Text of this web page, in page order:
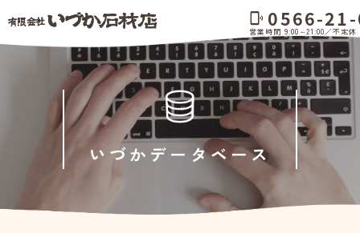
いづかデータベース
phonelink_ring 0566-
営業時間 9:00～21:00／不定休